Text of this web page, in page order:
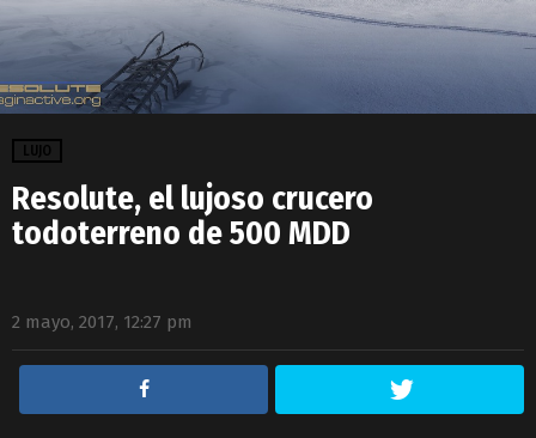
LUJO
Resolute, el lujoso crucero
todoterreno de 500 MDD
2 mayo, 2017, 12:27 pm